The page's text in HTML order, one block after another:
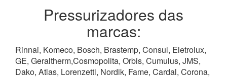
Pressurizadores das
marcas:
Rinnai, Komeco, Bosch, Brastemp, Consul, Eletrolux,
GE, Geraltherm,Cosmopolita, Orbis, Cumulus, JMS,
Dako, Atlas, Lorenzetti, Nordik, Fame, Cardal, Corona,